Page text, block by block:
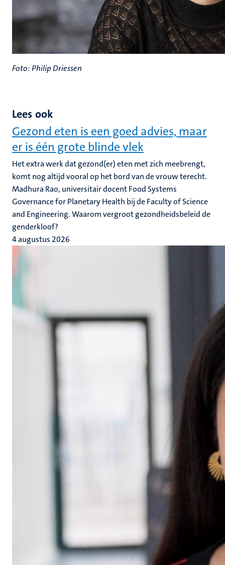
Foto: Philip Driessen
Lees ook
Gezond eten is een goed advies, maar
er is één grote blinde vlek
Het extra werk dat gezond(er) eten met zich meebrengt,
komt nog altijd vooral op het bord van de vrouw terecht.
Madhura Rao, universitair docent Food Systems
Governance for Planetary Health bij de Faculty of Science
and Engineering. Waarom vergroot gezondheidsbeleid de
genderkloof?
4 augustus 2026